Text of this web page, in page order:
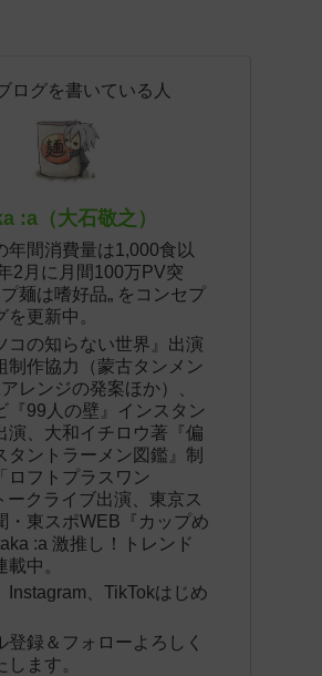
ログを書いている人
:a（大石敬之）
年間消費量は1,000食以
2月に月間100万PV突
麺は嗜好品„ をコンセプ
を更新中。
コの知らない世界』出演
制作協力（蒙古タンメン
レンジの発案ほか）、
『99人の壁』インスタン
演、大和イチロウ著『偏
タントラーメン図鑑』制
ロフトプラスワン
ークライブ出演、東京ス
・東スポWEB『カップめ
:a 激推し！トレンド
中。
Instagram、TikTokはじめ
登録＆フォローよろしく
します。